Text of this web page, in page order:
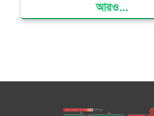
ভোলায় মিথ্যা অপবাদের
দ্রব্যমূল্য বৃদ্ধির
আরও...